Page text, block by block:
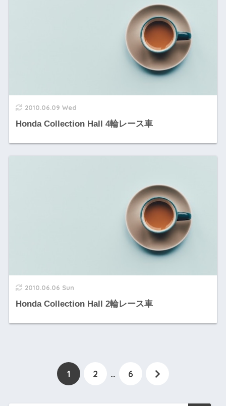
2010.06.09 Wed
Honda Collection Hall 4輪レース車
2010.06.06 Sun
Honda Collection Hall 2輪レース車
1 2 … 6